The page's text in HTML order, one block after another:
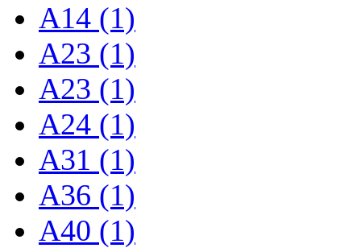
A14 (1)
A23 (1)
A23 (1)
A24 (1)
A31 (1)
A36 (1)
A40 (1)